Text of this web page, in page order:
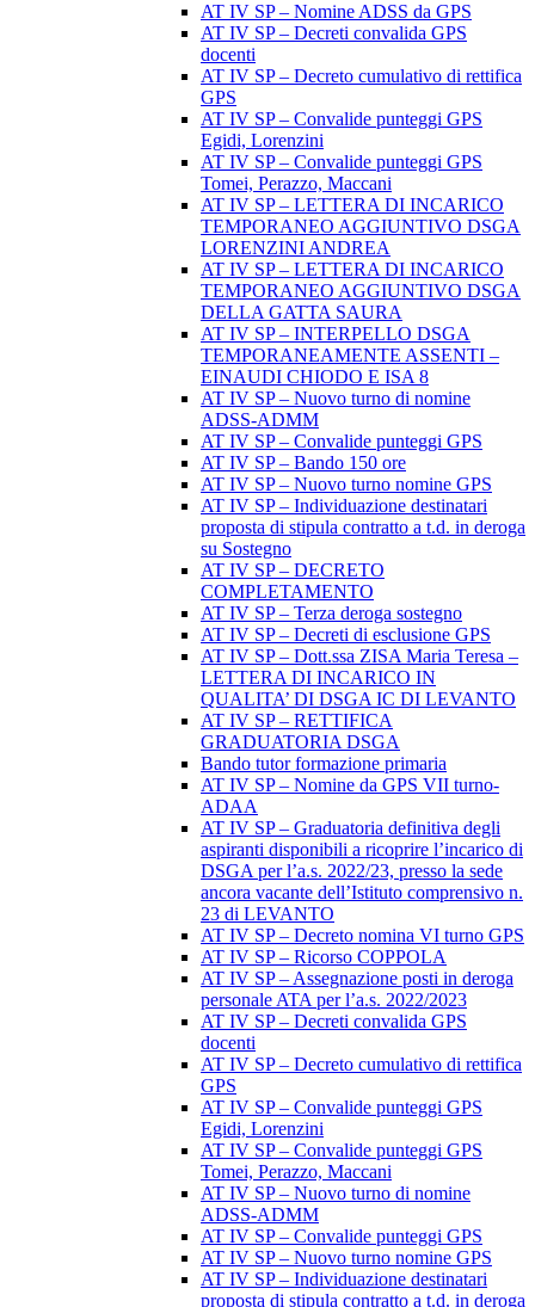
AT IV SP – Nomine ADSS da GPS
AT IV SP – Decreti convalida GPS
docenti
AT IV SP – Decreto cumulativo di rettifica
GPS
AT IV SP – Convalide punteggi GPS
Egidi, Lorenzini
AT IV SP – Convalide punteggi GPS
Tomei, Perazzo, Maccani
AT IV SP – LETTERA DI INCARICO
TEMPORANEO AGGIUNTIVO DSGA
LORENZINI ANDREA
AT IV SP – LETTERA DI INCARICO
TEMPORANEO AGGIUNTIVO DSGA
DELLA GATTA SAURA
AT IV SP – INTERPELLO DSGA
TEMPORANEAMENTE ASSENTI –
EINAUDI CHIODO E ISA 8
AT IV SP – Nuovo turno di nomine
ADSS-ADMM
AT IV SP – Convalide punteggi GPS
AT IV SP – Bando 150 ore
AT IV SP – Nuovo turno nomine GPS
AT IV SP – Individuazione destinatari
proposta di stipula contratto a t.d. in deroga
su Sostegno
AT IV SP – DECRETO
COMPLETAMENTO
AT IV SP – Terza deroga sostegno
AT IV SP – Decreti di esclusione GPS
AT IV SP – Dott.ssa ZISA Maria Teresa –
LETTERA DI INCARICO IN
QUALITA’ DI DSGA IC DI LEVANTO
AT IV SP – RETTIFICA
GRADUATORIA DSGA
Bando tutor formazione primaria
AT IV SP – Nomine da GPS VII turno-
ADAA
AT IV SP – Graduatoria definitiva degli
aspiranti disponibili a ricoprire l’incarico di
DSGA per l’a.s. 2022/23, presso la sede
ancora vacante dell’Istituto comprensivo n.
23 di LEVANTO
AT IV SP – Decreto nomina VI turno GPS
AT IV SP – Ricorso COPPOLA
AT IV SP – Assegnazione posti in deroga
personale ATA per l’a.s. 2022/2023
AT IV SP – Decreti convalida GPS
docenti
AT IV SP – Decreto cumulativo di rettifica
GPS
AT IV SP – Convalide punteggi GPS
Egidi, Lorenzini
AT IV SP – Convalide punteggi GPS
Tomei, Perazzo, Maccani
AT IV SP – Nuovo turno di nomine
ADSS-ADMM
AT IV SP – Convalide punteggi GPS
AT IV SP – Nuovo turno nomine GPS
AT IV SP – Individuazione destinatari
proposta di stipula contratto a t.d. in deroga